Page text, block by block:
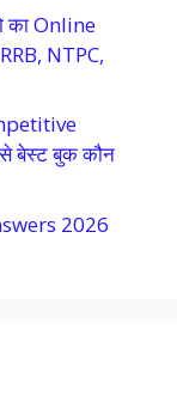
का Online
NTPC,
बेस्ट बुक कौन
2026